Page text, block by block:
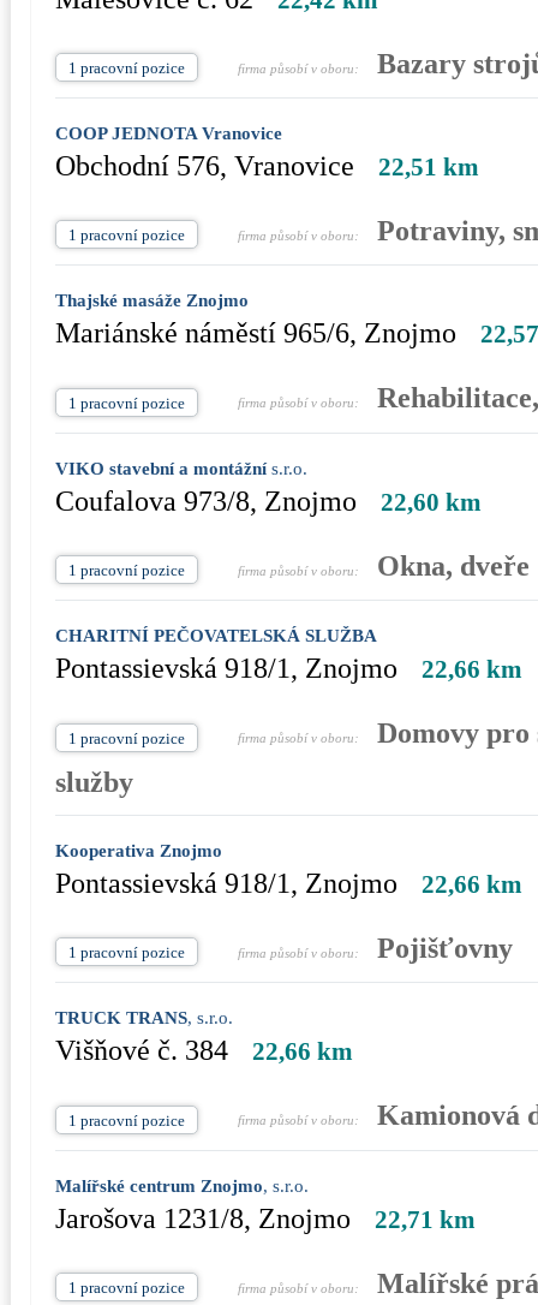
1 pracovní pozice firma působí v oboru: Bazary
COOP JEDNOTA Vranovice
Obchodní 576, Vranovice 22,51 km
1 pracovní pozice firma působí v oboru: Potraviny,
Thajské masáže Znojmo
Mariánské náměstí 965/6, Znojmo
1 pracovní pozice firma působí v oboru:
VIKO stavební a montážnís.r.o.
Coufalova 973/8, Znojmo 22,60 km
1 pracovní pozice firma působí v oboru: Okna, dveře
CHARITNÍ PEČOVATELSKÁ SLUŽBA
Pontassievská 918/1, Znojmo 22,66 km
1 pracovní pozice firma působí v oboru:
Domovy pro
služby
Kooperativa Znojmo
Pontassievská 918/1, Znojmo 22,66 km
1 pracovní pozice firma působí v oboru: Pojišťovny
TRUCK TRANS, s.r.o.
Višňové č. 384 22,66 km
1 pracovní pozice firma působí v oboru: Kamionová
Malířské centrum Znojmo, s.r.o.
Jarošova 1231/8, Znojmo 22,71 km
1 pracovní pozice firma působí v oboru: Malířské